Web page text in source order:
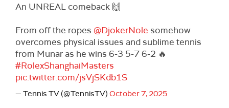
An UNREAL comeback 🙌
From off the ropes @DjokerNole somehow
overcomes physical issues and sublime tennis
from Munar as he wins 6-3 5-7 6-2 🔥
#RolexShanghaiMasters
pic.twitter.com/jsVjSKdb1S
— Tennis TV (@TennisTV) October 7, 2025